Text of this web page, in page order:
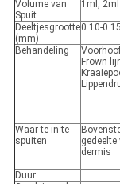
Volume van
Spuit
1ml, 2ml
Deeltjesgrootte
(mm)
0.10-0.15
Behandeling
Frown
Waar te in te
spuiten
gedeelte
dermis
Duur